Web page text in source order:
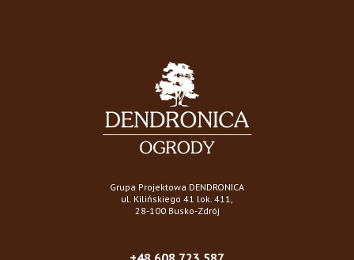
Grupa Projektowa DENDRONICA
ul. Kilińskiego 41 lok. 411,
28-100 Busko-Zdrój